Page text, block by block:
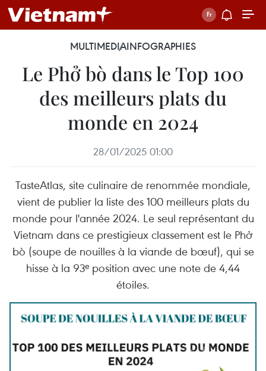
MULTIMEDIAINFOGRAPHIES
Le Phở bò dans le Top 100
des meilleurs plats du
monde en 2024
28/01/2025 01:00
TasteAtlas, site culinaire de renommée mondiale,
vient de publier la liste des 100 meilleurs plats du
monde pour l'année 2024. Le seul représentant du
Vietnam dans ce prestigieux classement est le Phở
bò (soupe de nouilles à la viande de bœuf), qui se
hisse à la 93ᵉ position avec une note de 4,44
étoiles.